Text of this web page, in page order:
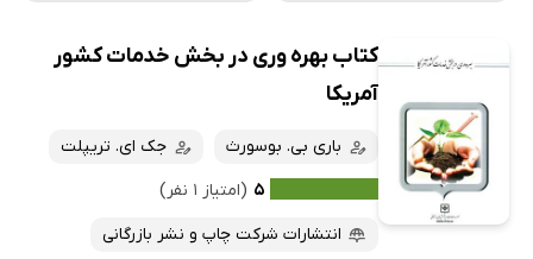
تازه‌ها
پرفروش‌ها
پربحث‌ها
ارزان ترین‌ها
همه کتاب‌ها
کتاب‌های صوتی
کتاب‌های متنی
کتاب بهره وری در بخش خدمات کشور
آمریکا
باری بی. بوسورث
جک ای. تریپلت
۵ (امتیاز ۱ نفر)
انتشارات شرکت چاپ و نشر بازرگانی